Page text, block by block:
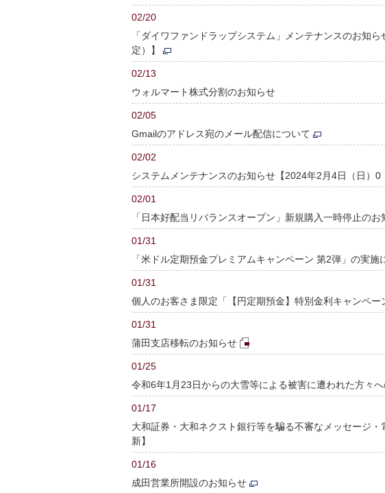
02/20
「ダイワファンドラップシステム」メンテナンスのお知
定）】
02/13
ウォルマート株式分割のお知らせ
02/05
Gmailのアドレス宛のメール配信について
02/02
システムメンテナンスのお知らせ【2024年2月4日（日）0
02/01
「日本好配当リバランスオープン」新規購入一時停止のお
01/31
「米ドル定期預金プレミアムキャンペーン 第2弾」の実施
01/31
個人のお客さま限定「【円定期預金】特別金利キャンペー
01/31
蒲田支店移転のお知らせ
01/25
令和6年1月23日からの大雪等による被害に遭われた方々
01/17
大和証券・大和ネクスト銀行等を騙る不審なメッセージ
新】
01/16
成田営業所開設のお知らせ